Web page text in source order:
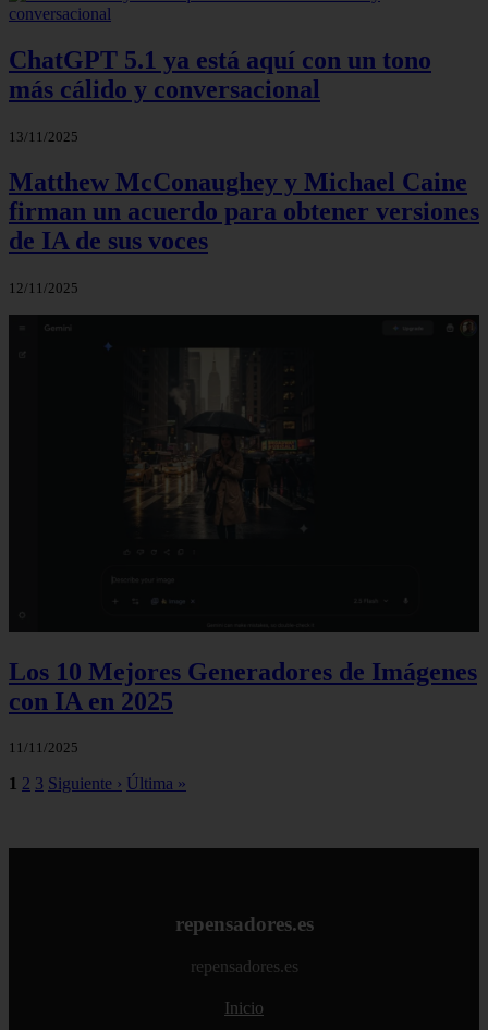
ChatGPT 5.1 ya está aquí con un tono
más cálido y conversacional
13/11/2025
Matthew McConaughey y Michael Caine
firman un acuerdo para obtener versiones
de IA de sus voces
12/11/2025
Los 10 Mejores Generadores de Imágenes
con IA en 2025
11/11/2025
1 2 3 Siguiente › Última »
repensadores.es
repensadores.es
Inicio